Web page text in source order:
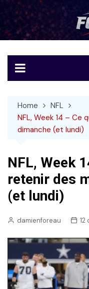
to
content
Le football américain en
Home
NFL
NFL, Week 14 – Ce
dimanche (et lundi)
NFL, Week
retenir des
(et lundi)
damienforeau 12